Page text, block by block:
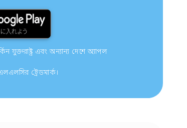
যুক্তরাষ্ট্র এবং অন্যান্য দেশে অ্যাপল
ট্রেডমার্ক।